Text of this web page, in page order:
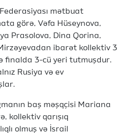
mətbuat
görə, Vəfa Hüseynova,
Prasolova, Dina Qorina,
ibarət kollektiv 3
finalda 3-cü yeri tutmuşdur.
Rusiya və ev
baş məşqçisi Mariana
kollektiv qarışıq
olmuş və İsrail